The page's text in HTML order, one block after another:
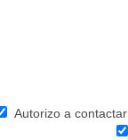
Autorizo a